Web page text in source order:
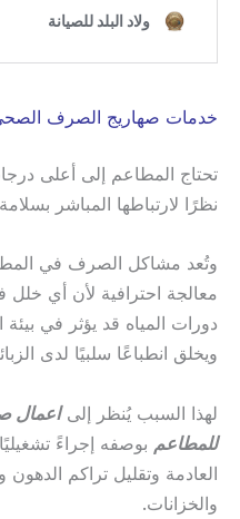
خدمات صهاريج الصرف
تحتاج المطاعم إلى أعلى
نظرًا لارتباطها المباشر
وتُعد مشاكل الصرف في
معالجة احترافية لأن أي
دورات المياه قد يؤثر في
ويخلق انطباعًا سلبيًا لدى
لهذا السبب يُنظر إلىاعمال
للمطاعم بوصفه إجراءً
العادمة وتقليل تراكم
والخزانات.